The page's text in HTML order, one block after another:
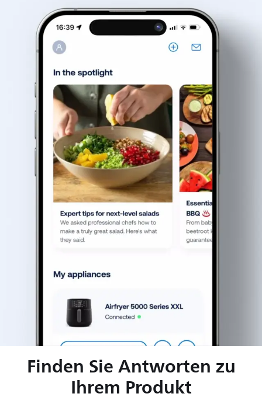
Finden Sie Antworten zu
Ihrem Produkt